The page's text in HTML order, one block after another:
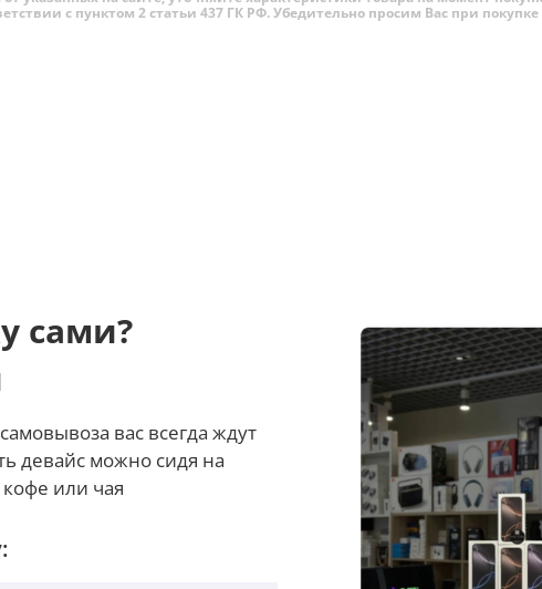
отстающим от устройств на Андроиде, и многие
этом сохранить удобство использования устройства
с пунктом 2 статьи 437 ГК РФ. Убедительно просим Вас при
сами?
вас всегда ждут
девайс можно сидя на
или чая